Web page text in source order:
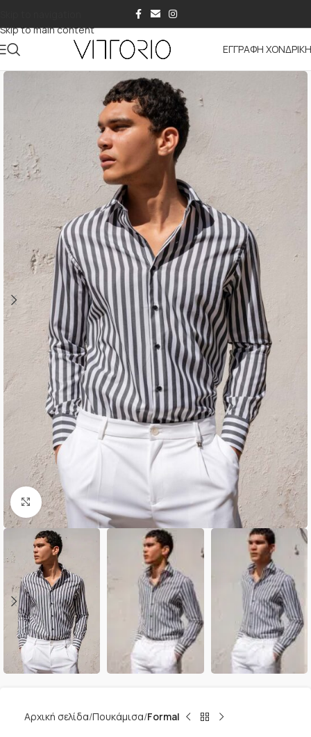
Skip to main content
ΕΓΓΡΑΦΗ
Κλικ για μεγέθυνση
Αρχική σελίδα Πουκάμισα Formal